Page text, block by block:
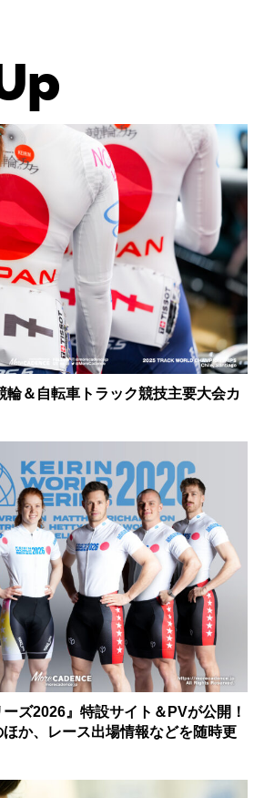
輪＆自転車トラック競技主要大会カ
ーズ2026』特設サイト＆PVが公開！
か、レース出場情報などを随時更